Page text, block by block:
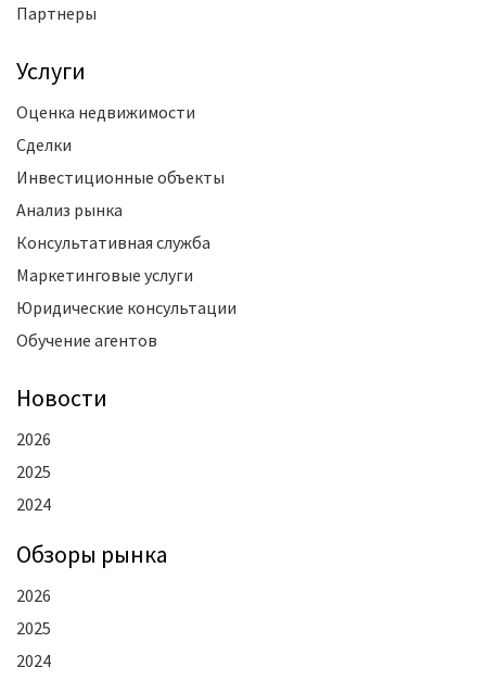
Партнеры
Услуги
Оценка недвижимости
Сделки
Инвестиционные объекты
Анализ рынка
Консультативная служба
Маркетинговые услуги
Юридические консультации
Обучение агентов
Новости
2026
2025
2024
Oбзоры рынка
2026
2025
2024